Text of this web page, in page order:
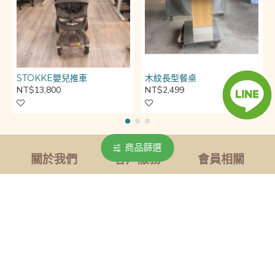
STOKKE嬰兒推車
NT$13,800
木紋長型餐桌
NT$2,499
關於我們 客戶服務 會員相關
商品篩選